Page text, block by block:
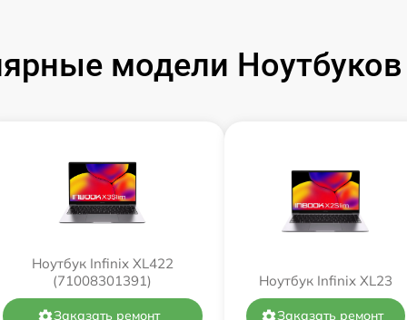
модели
Ноутбук Infinix XL422
(71008301391)
Заказать ремонт
Ноутбук Infinix XL23
Заказать ремонт